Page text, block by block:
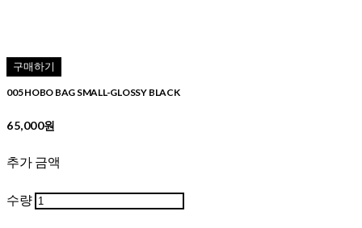
구매하기
005 HOBO BAG SMALL-GLOSSY BLACK
65,000원
추가 금액
수량